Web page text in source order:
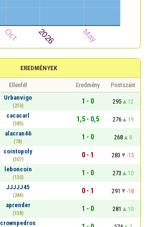
EREDMÉNYEK
Ellenfél Eredmény
Pontszám
Urbanvigo
(210)
1 - 0 295
12
cacacarl
(385)
1,5 - 0,5 276
19
alacran46
(78)
1 - 0 268
8
cointopoly
(307)
0 - 1 283
-15
leboncoin
(130)
1 - 0 273
10
JJJJJ45
(244)
0 - 1 291
-18
aprender
(138)
1 - 0 281
10
crownpedros